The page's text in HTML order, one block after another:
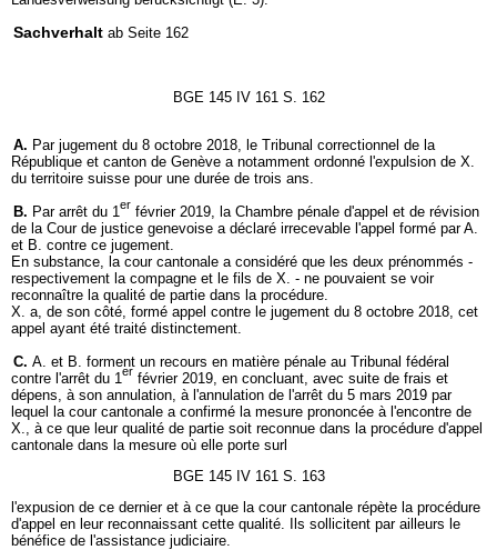
Sachverhalt ab Seite 162
BGE 145 IV 161 S. 162
A. Par jugement du 8 octobre 2018, le Tribunal correctionnel de la
République et canton de Genève a notamment ordonné l'expulsion de X.
du territoire suisse pour une durée de trois ans.
B. Par arrêt du 1er février 2019, la Chambre pénale d'appel et de révision
de la Cour de justice genevoise a déclaré irrecevable l'appel formé par A.
et B. contre ce jugement.
En substance, la cour cantonale a considéré que les deux prénommés -
respectivement la compagne et le fils de X. - ne pouvaient se voir
reconnaître la qualité de partie dans la procédure.
X. a, de son côté, formé appel contre le jugement du 8 octobre 2018, cet
appel ayant été traité distinctement.
C. A. et B. forment un recours en matière pénale au Tribunal fédéral
contre l'arrêt du 1er février 2019, en concluant, avec suite de frais et
dépens, à son annulation, à l'annulation de l'arrêt du 5 mars 2019 par
lequel la cour cantonale a confirmé la mesure prononcée à l'encontre de
X., à ce que leur qualité de partie soit reconnue dans la procédure d'appel
cantonale dans la mesure où elle porte surl
BGE 145 IV 161 S. 163
l'expusion de ce dernier et à ce que la cour cantonale répète la procédure
d'appel en leur reconnaissant cette qualité. Ils sollicitent par ailleurs le
bénéfice de l'assistance judiciaire.